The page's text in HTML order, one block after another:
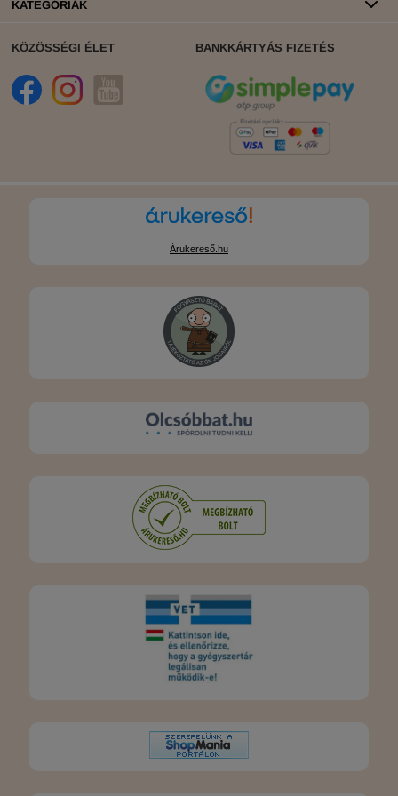
KATEGÓRIÁK
KÖZÖSSÉGI ÉLET BANKKÁRTYÁS FIZETÉS
Árukereső.hu